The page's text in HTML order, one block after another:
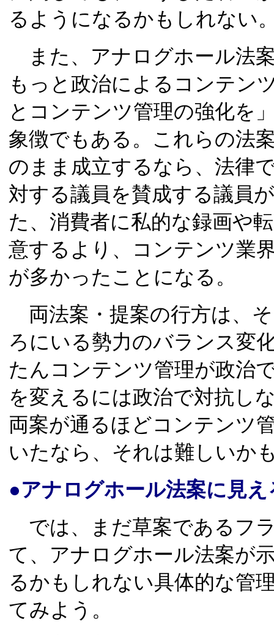
るようになるかもしれない
また、アナログホール法
もっと政治によるコンテン
とコンテンツ管理の強化を
象徴でもある。これらの法
のまま成立するなら、法律
対する議員を賛成する議員
た、消費者に私的な録画や
意するより、コンテンツ業
が多かったことになる。
両法案・提案の行方は、
ろにいる勢力のバランス変
たんコンテンツ管理が政治
を変えるには政治で対抗し
両案が通るほどコンテンツ
いたなら、それは難しいか
●アナログホール法案に見
では、まだ草案であるフ
て、アナログホール法案が
るかもしれない具体的な管
てみよう。